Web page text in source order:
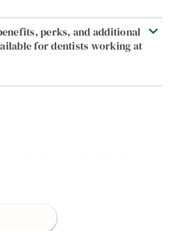
perks, and additional
for dentists working at